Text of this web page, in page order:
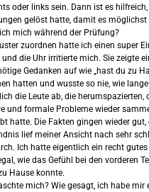
oder links sein. Dann ist es
gelöst hatte, damit es möglichst
mich während der Prüfung?
zuordnen hatte ich einen super
die Uhr irritierte mich. Sie zeigte
Gedanken auf wie „hast du zu
hatten und wusste so nie, wie
die Leute ab, die
und formale Probleme wieder
hatte. Die Fakten gingen wieder
lief meiner Ansicht nach sehr
Ich hatte eigentlich ein recht
wie das Gefühl bei den vorderen
Hause konnte.
mich? Wie gesagt, ich habe